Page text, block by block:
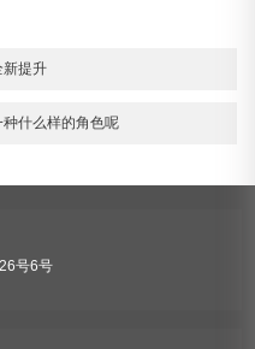
新提升
什么样的角色呢
号6号